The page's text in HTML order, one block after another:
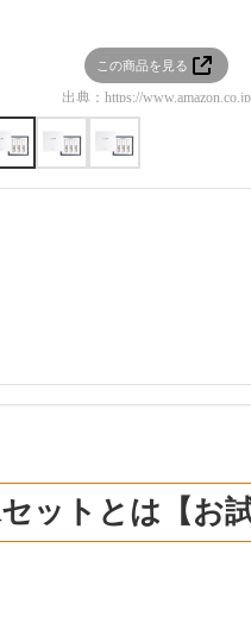
この商品を見る
出典： https://www.amazon.co.jp
ットとは【お